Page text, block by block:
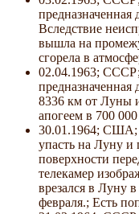
предназначенная
Вследствие
вышла на
сгорела в
02.04.1963; СССР;
8336 км от Луны
апогеем в 700
30.01.1964; США;
упасть на Луну и
поверхности
телекамер
врезался в Луну
февраля.; Есть